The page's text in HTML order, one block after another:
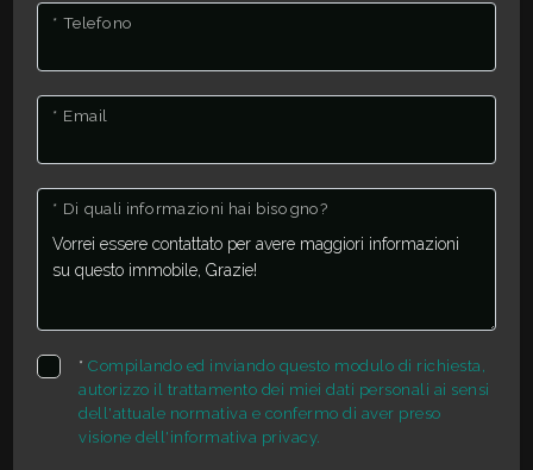
* Telefono
* Email
* Di quali informazioni hai bisogno?
*Compilando ed inviando questo modulo di richiesta,
autorizzo il trattamento dei miei dati personali ai sensi
dell'attuale normativa e confermo di aver preso
visione dell'informativa privacy.